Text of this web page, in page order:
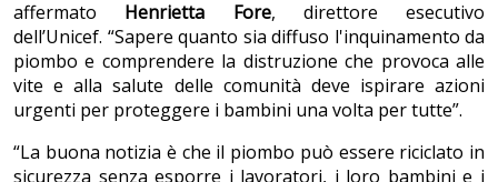
affermato Henrietta Fore, direttore esecutivo
dell’Unicef. “Sapere quanto sia diffuso l'inquinamento da
piombo e comprendere la distruzione che provoca alle
vite e alla salute delle comunità deve ispirare azioni
urgenti per proteggere i bambini una volta per tutte”.
“La buona notizia è che il piombo può essere riciclato in
sicurezza senza esporre i lavoratori, i loro bambini e i